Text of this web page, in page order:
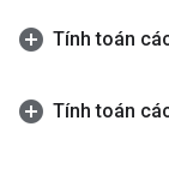
Tính toán
Tính toán